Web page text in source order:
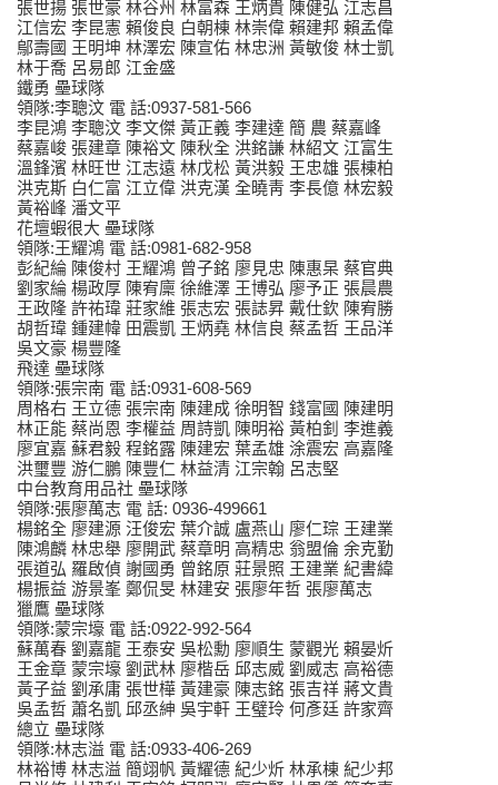
張世揚 張世豪 林谷州 林富森 王炳貴 陳健弘 江志昌
江信宏 李昆憲 賴俊良 白朝棟 林崇偉 賴建邦 賴孟偉
鄔壽國 王明坤 林澤宏 陳宣佑 林忠洲 黃敏俊 林士凱
林于喬 呂易郎 江金盛
鐵勇 壘球隊
領隊:李聰汶 電 話:0937-581-566
李昆鴻 李聰汶 李文傑 黃正義 李建達 簡 農 蔡嘉峰
蔡嘉峻 張建章 陳裕文 陳秋全 洪銘謙 林紹文 江富生
溫鋒濱 林旺世 江志遠 林戊松 黃洪毅 王忠雄 張棟柏
洪克斯 白仁富 江立偉 洪克漢 全曉靑 李長億 林宏毅
黃裕峰 潘文平
花壇蝦很大 壘球隊
領隊:王耀鴻 電 話:0981-682-958
彭紀綸 陳俊村 王耀鴻 曾子銘 廖見忠 陳惠杲 蔡官典
劉家綸 楊政厚 陳宥廩 徐維澤 王博弘 廖予正 張晨農
王政隆 許祐瑋 莊家維 張志宏 張誌昇 戴仕欽 陳宥勝
胡哲瑋 鍾建幃 田震凱 王炳堯 林信良 蔡孟哲 王品洋
吳文豪 楊豐隆
飛達 壘球隊
領隊:張宗南 電 話:0931-608-569
周格右 王立德 張宗南 陳建成 徐明智 錢富國 陳建明
林正能 蔡尚恩 李權益 周詩凱 陳明裕 黃柏釗 李進義
廖宜嘉 蘇君毅 程銘露 陳建宏 葉孟雄 涂震宏 高嘉隆
洪璽豐 游仁鵬 陳豐仁 林益清 江宗翰 呂志堅
中台教育用品社 壘球隊
領隊:張廖萬志 電 話: 0936-499661
楊銘全 廖建源 汪俊宏 葉介誠 盧燕山 廖仁琮 王建業
陳鴻麟 林忠舉 廖開武 蔡章明 高精忠 翁盟倫 余克勤
張道弘 羅啟偵 謝國勇 曾銘原 莊景照 王建業 紀書緯
楊振益 游景峯 鄭侃旻 林建安 張廖年哲 張廖萬志
獵鷹 壘球隊
領隊:蒙宗壕 電 話:0922-992-564
蘇萬春 劉嘉龍 王泰安 吳松勳 廖順生 蒙觀光 賴晏炘
王金章 蒙宗壕 劉武林 廖楷岳 邱志威 劉威志 高裕德
黃子益 劉承庸 張世樺 黃建豪 陳志銘 張吉祥 蔣文貴
吳孟哲 蕭名凱 邱丞紳 吳宇軒 王璧玲 何彥廷 許家齊
總立 壘球隊
領隊:林志溢 電 話:0933-406-269
林裕博 林志溢 簡翊帆 黃耀德 紀少炘 林承棟 紀少邦